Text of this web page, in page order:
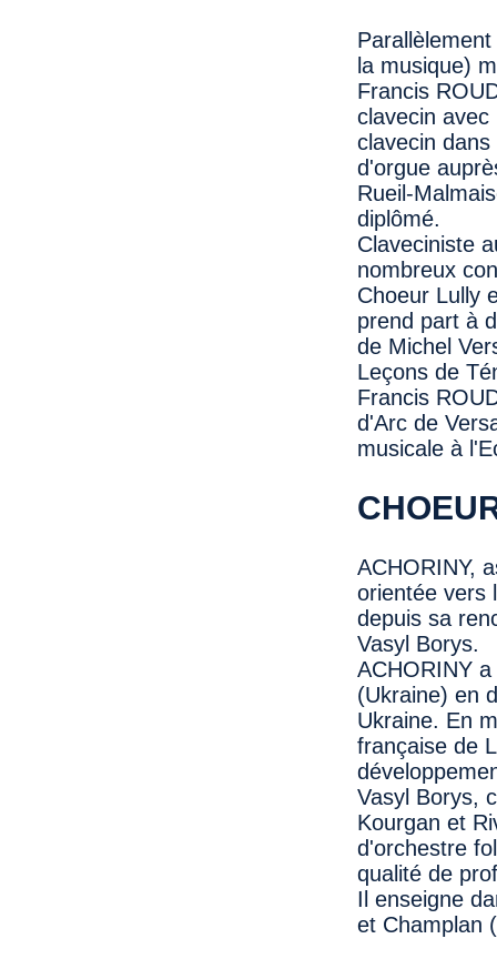
la musique)
Francis
clavecin
clavecin
d'orgue
Rueil-
diplômé.
Claveciniste
nombreux
Choeur Lully
prend part à
de Michel
Leçons de
Francis
d'Arc de
musicale à
ACHORINY,
orientée vers
depuis sa
Vasyl Borys.
ACHORINY
(Ukraine) en
Ukraine. En
française de
Vasyl Borys,
Kourgan et
d'orchestre
qualité de
Il enseigne
et Champlan